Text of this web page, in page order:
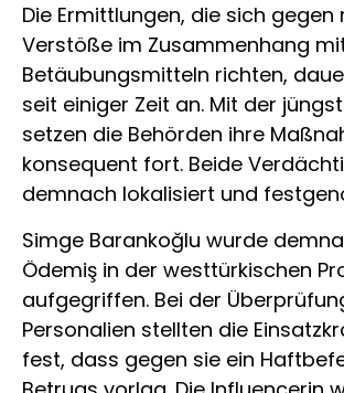
Die Ermittlungen, die sich
Verstöße im Zusammenhang
Betäubungsmitteln richten,
seit einiger Zeit an. Mit der
setzen die Behörden ihre
konsequent fort. Beide
demnach lokalisiert und
Simge Barankoğlu wurde
Ödemiş in der westtürkischen
aufgegriffen. Bei der
Personalien stellten die
fest, dass gegen sie ein